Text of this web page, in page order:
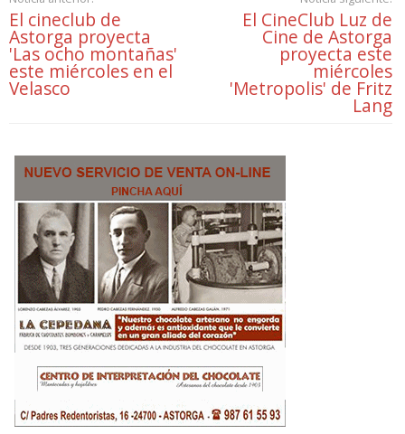
El cineclub de
Astorga proyecta
'Las ocho montañas'
este miércoles en el
Velasco
El CineClub Luz de
Cine de Astorga
proyecta este
miércoles
'Metropolis' de Fritz
Lang